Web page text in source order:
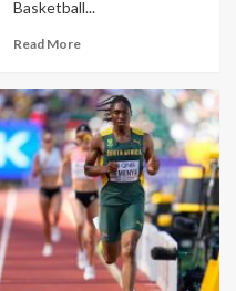
Basketball...
Read More